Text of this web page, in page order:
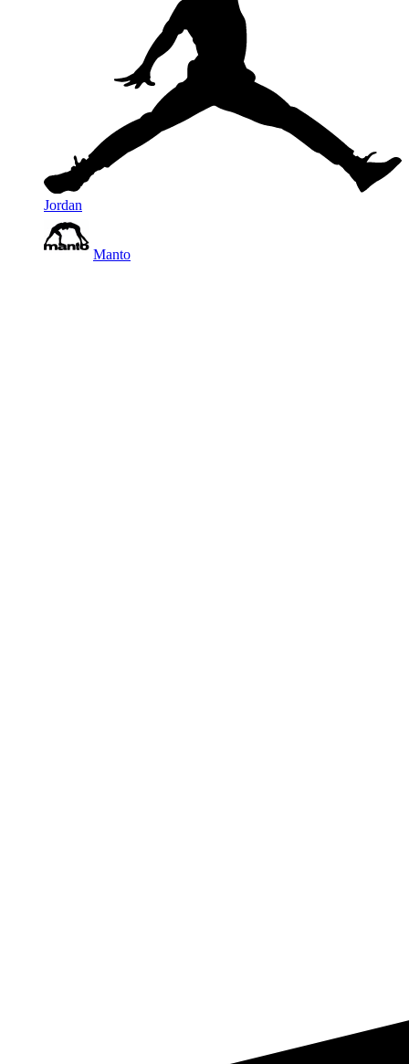
Jordan
Manto